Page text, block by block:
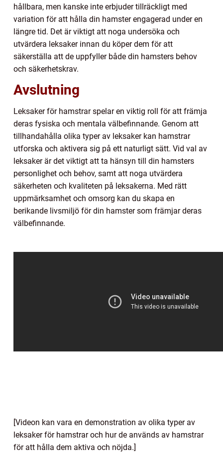
hållbara, men kanske inte erbjuder tillräckligt med
variation för att hålla din hamster engagerad under en
längre tid. Det är viktigt att noga undersöka och
utvärdera leksaker innan du köper dem för att
säkerställa att de uppfyller både din hamsters behov
och säkerhetskrav.
Avslutning
Leksaker för hamstrar spelar en viktig roll för att främja
deras fysiska och mentala välbefinnande. Genom att
tillhandahålla olika typer av leksaker kan hamstrar
utforska och aktivera sig på ett naturligt sätt. Vid val av
leksaker är det viktigt att ta hänsyn till din hamsters
personlighet och behov, samt att noga utvärdera
säkerheten och kvaliteten på leksakerna. Med rätt
uppmärksamhet och omsorg kan du skapa en
berikande livsmiljö för din hamster som främjar deras
välbefinnande.
[Videon kan vara en demonstration av olika typer av
leksaker för hamstrar och hur de används av hamstrar
för att hålla dem aktiva och nöjda.]